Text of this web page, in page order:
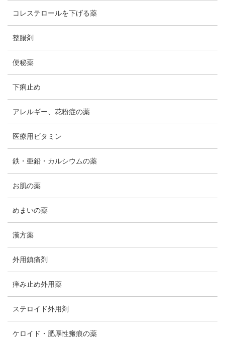
コレステロールを下げる薬
整腸剤
便秘薬
下痢止め
アレルギー、花粉症の薬
医療用ビタミン
鉄・亜鉛・カルシウムの薬
お肌の薬
めまいの薬
漢方薬
外用鎮痛剤
痒み止め外用薬
ステロイド外用剤
ケロイド・肥厚性瘢痕の薬